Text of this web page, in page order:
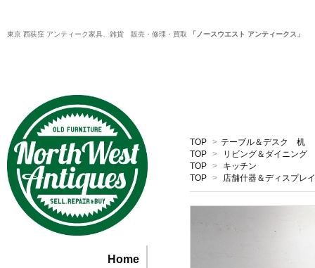
東京 西荻窪 アンティーク家具、雑貨 販売・修理・買取 「ノースウエスト アンティークス」
TOP > テーブル＆デスク 机
TOP >
リビング＆ダイニング
TOP >
キッチン
TOP > 店舗什器＆ディスプレイ
Home